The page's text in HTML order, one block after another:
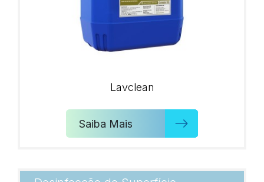
Lavclean
Saiba Mais